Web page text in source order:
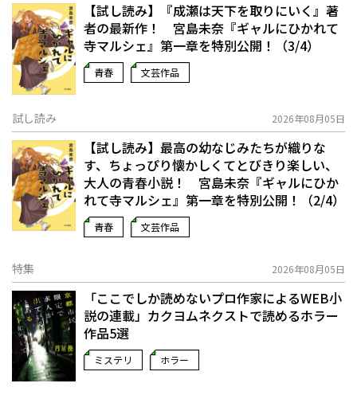
【試し読み】『成瀬は天下を取りにいく』著
者の最新作！ 宮島未奈『ギャルにひかれて
寺マルシェ』第一章を特別公開！（3/4）
青春 文芸作品
試し読み 2026年08月05日
【試し読み】最高の幼なじみたちが織りな
す、ちょっぴり懐かしくてとびきり楽しい、
大人の青春小説！ 宮島未奈『ギャルにひか
れて寺マルシェ』第一章を特別公開！（2/4）
青春 文芸作品
特集 2026年08月05日
「ここでしか読めないプロ作家によるWEB小
説の連載」――カクヨムネクストで読めるホラー
作品5選
ミステリ ホラー